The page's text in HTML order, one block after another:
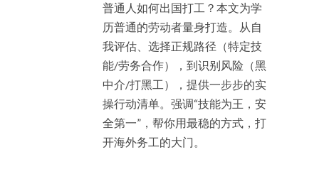
普通人如何出国打工？本文为学
历普通的劳动者量身打造。从自
我评估、选择正规路径（特定技
能/劳务合作），到识别风险（黑
中介/打黑工），提供一步步的实
操行动清单。强调“技能为王，安
全第一”，帮你用最稳的方式，打
开海外务工的大门。